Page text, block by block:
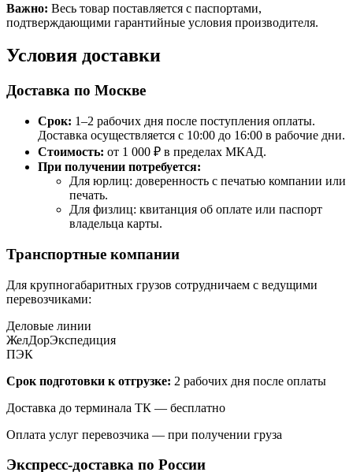
Важно: Весь товар поставляется с паспортами,
подтверждающими гарантийные условия производителя.
Условия доставки
Доставка по Москве
Срок: 1–2 рабочих дня после поступления оплаты.
Доставка осуществляется с 10:00 до 16:00 в рабочие дни.
Стоимость: от 1 000 ₽ в пределах МКАД.
При получении потребуется:
Для юрлиц: доверенность с печатью компании или
печать.
Для физлиц: квитанция об оплате или паспорт
владельца карты.
Транспортные компании
Для крупногабаритных грузов сотрудничаем с ведущими
перевозчиками:
Деловые линии
ЖелДорЭкспедиция
ПЭК
Срок подготовки к отгрузке: 2 рабочих дня после оплаты
Доставка до терминала ТК — бесплатно
Оплата услуг перевозчика — при получении груза
Экспресс-доставка по России